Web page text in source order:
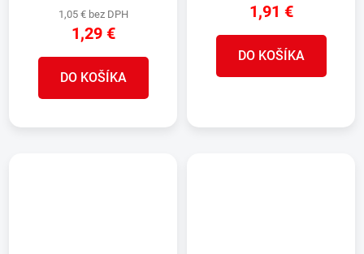
1,05 € bez DPH
1,29 €
DO KOŠÍKA
1,91 €
DO KOŠÍKA